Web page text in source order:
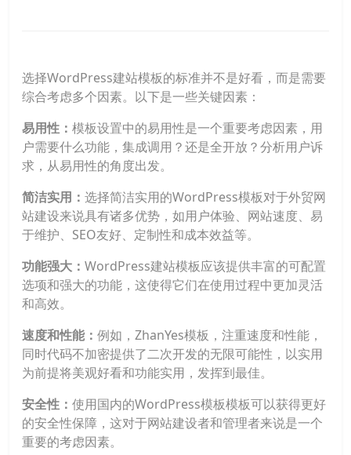
选择WordPress建站模板的标准并不是好看，而是需要
综合考虑多个因素。以下是一些关键因素：
易用性： 模板设置中的易用性是一个重要考虑因素，用
户需要什么功能，集成调用？还是全开放？分析用户诉
求，从易用性的角度出发。
简洁实用： 选择简洁实用的WordPress模板对于外贸网
站建设来说具有诸多优势，如用户体验、网站速度、易
于维护、SEO友好、定制性和成本效益等。
功能强大： WordPress建站模板应该提供丰富的可配置
选项和强大的功能，这使得它们在使用过程中更加灵活
和高效。
速度和性能： 例如，ZhanYes模板，注重速度和性能，
同时代码不加密提供了二次开发的无限可能性，以实用
为前提将美观好看和功能实用，发挥到最佳。
安全性： 使用国内的WordPress模板模板可以获得更好
的安全性保障，这对于网站建设者和管理者来说是一个
重要的考虑因素。